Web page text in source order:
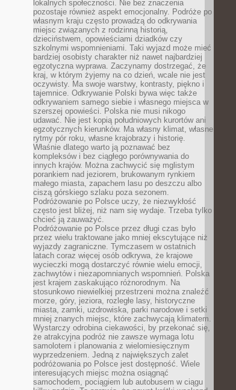
lokalnych społeczności. Nie bez znaczenia
pozostaje również aspekt emocjonalny. Podróże po
własnym kraju często prowadzą do odkrywania
miejsc związanych z rodzinną historią,
dzieciństwem, opowieściami dziadków czy
szkolnymi wspomnieniami. Taki wyjazd może mieć
bardziej osobisty charakter niż nawet najbardziej
egzotyczna wyprawa. Zaczynamy dostrzegać, że
kraj, w którym żyjemy na co dzień, wcale nie jest
oczywisty. Ma swoje warstwy, kontrasty, piękno i
tajemnice. Odkrywanie Polski bywa więc także
odkrywaniem samego siebie i własnego miejsca w
szerszej opowieści. Polska nie musi nikogo
udawać. Nie jest kopią południowych kurortów ani
egzotycznych kierunków. Ma własny klimat, własne
rytmy pór roku, własne krajobrazy i historię.
Właśnie dlatego warto ją poznawać bez
kompleksów i bez ciągłego porównywania do
innych krajów. Można zachwycić się mglistym
porankiem nad jeziorem, brukowanym rynkiem
małego miasta, zapachem lasu po deszczu albo
ciszą górskiego szlaku poza sezonem.
Podróżowanie po Polsce uczy, że niezwykłość
często jest bliżej, niż nam się wydaje. Trzeba tylko
chcieć ją zauważyć.
Podróżowanie po Polsce przez długi czas było
przez wielu traktowane jako mniej ekscytujące niż
wyjazdy zagraniczne. Tymczasem w ostatnich
latach coraz więcej osób odkrywa, że krajowe
wycieczki mogą dostarczyć równie wielu emocji,
zachwytów i niezapomnianych wspomnień. Polska
jest krajem zaskakująco różnorodnym. Na
stosunkowo niewielkiej przestrzeni można znaleźć
morze, góry, jeziora, rozległe lasy, historyczne
miasta, zamki, uzdrowiska, parki narodowe i setki
mniej znanych miejsc, które zachwycają klimatem.
Wystarczy odrobina ciekawości, by przekonać się,
że atrakcyjna podróż nie zawsze wymaga lotu
samolotem i planowania z wielomiesięcznym
wyprzedzeniem. Jedną z największych zalet
podróżowania po Polsce jest dostępność. Wiele
interesujących miejsc można osiągnąć
samochodem, pociągiem lub autobusem w ciągu